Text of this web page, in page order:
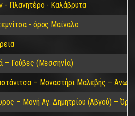
- Πλανητέρο - Καλάβρυτα
- όρος Μαίναλο
– Γούβες (Μεσσηνία)
– Μοναστήρι Μαλεβής – Άνω
– Μονή Αγ. Δημητρίου (Αβγού) –